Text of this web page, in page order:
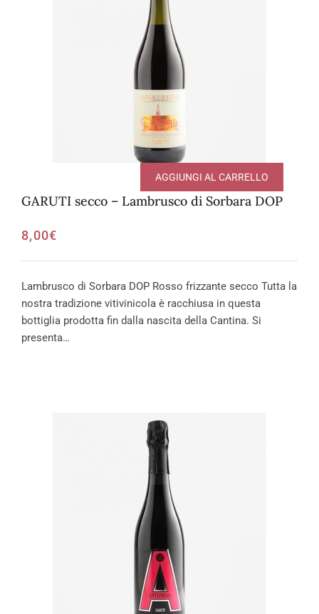
GARUTI secco – Lambrusco di Sorbara DOP
8,00€
AGGIUNGI AL CARRELLO
Lambrusco di Sorbara DOP Rosso frizzante secco Tutta la
nostra tradizione vitivinicola è racchiusa in questa
bottiglia prodotta fin dalla nascita della Cantina. Si
presenta…